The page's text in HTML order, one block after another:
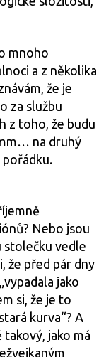
mnoho
a z několika
že je
za službu
z toho, že budu
na druhý
Nebo jsou
stolečku vedle
že před pár dny
jako
si, že je to
kurva“? A
jako má